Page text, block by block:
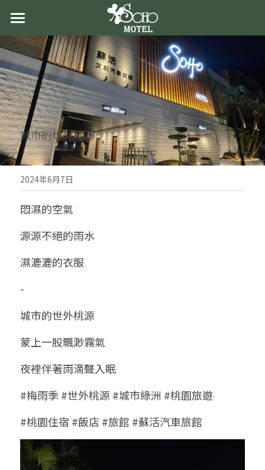
首頁
關於蘇活
最新消息
房型導覽
交通資訊
聯絡我們
城市的世外桃源
2024年6月7日
悶濕的空氣
源源不絕的雨水
濕漉漉的衣服
-
城市的世外桃源
蒙上一股飄渺霧氣
夜裡伴著雨滴聲入眠
#梅雨季 #世外桃源 #城市綠洲 #桃園旅遊
#桃園住宿 #飯店 #旅館 #蘇活汽車旅館